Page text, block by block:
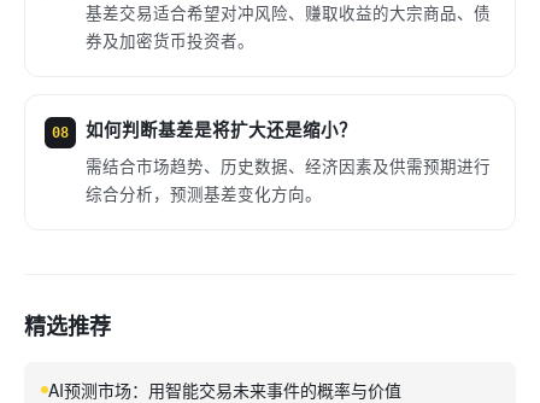
基差交易适合希望对冲风险、赚取收益的大宗商品、债
券及加密货币投资者。
08 如何判断基差是将扩大还是缩小？
需结合市场趋势、历史数据、经济因素及供需预期进行
综合分析，预测基差变化方向。
精选推荐
AI预测市场：用智能交易未来事件的概率与价值